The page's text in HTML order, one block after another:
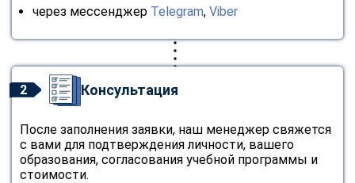
через мессенджер Telegram, Viber
2 Консультация
После заполнения заявки, наш менеджер свяжется
с вами для подтверждения личности, вашего
образования, согласования учебной программы и
стоимости.